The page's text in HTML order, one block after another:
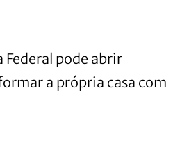
Federal pode abrir
a própria casa com